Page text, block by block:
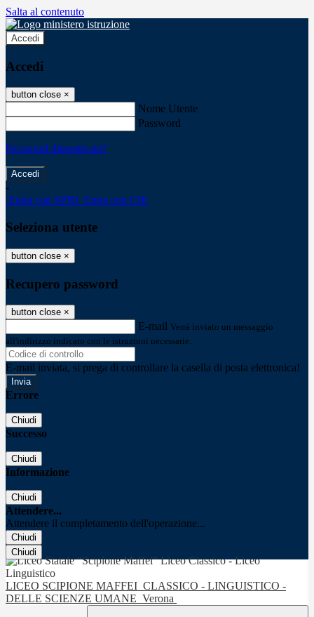
Salta al contenuto
Accedi
Accedi
button close ×
Nome Utente
Password
Password dimenticata?
-
Entra con SPID Entra con CIE
Seleziona utente
button close ×
Recupero password
button close ×
E-mail Verrà inviato un messaggio
all'indirizzo indicato con le istruzioni necessarie.
E-mail inviata, si prega di controllare la casella di posta elettronica!
Errore
Chiudi
Successo
Chiudi
Informazione
Chiudi
Attendere...
Attendere il completamento dell'operazione...
Chiudi
Chiudi
LICEO SCIPIONE MAFFEI CLASSICO - LINGUISTICO -
DELLE SCIENZE UMANE Verona